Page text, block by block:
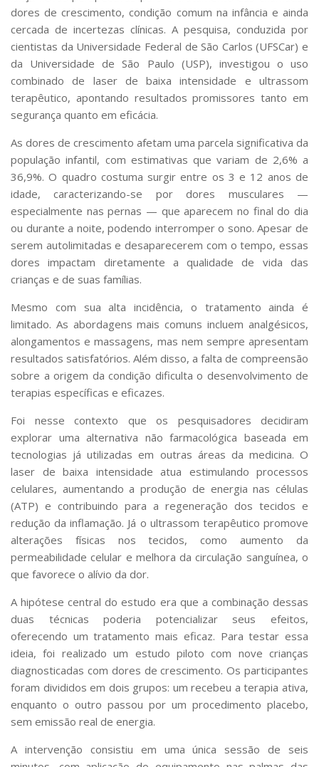
Serviços
Bibliotecas
Apoio ao Estudante
Segurança, Trânsito e Prevenção
RH, Administrativo e Financeiro
Outros serviços
Comunicação
Aplicativos e Sites
Jornal da USP
Agenda de Eventos
Defesa de Teses
dores de crescimento, condição comum na infância e ainda
cercada de incertezas clínicas. A pesquisa, conduzida por
cientistas da Universidade Federal de São Carlos (UFSCar) e
da Universidade de São Paulo (USP), investigou o uso
combinado de laser de baixa intensidade e ultrassom
terapêutico, apontando resultados promissores tanto em
segurança quanto em eficácia.
As dores de crescimento afetam uma parcela significativa da
população infantil, com estimativas que variam de 2,6% a
36,9%. O quadro costuma surgir entre os 3 e 12 anos de
idade, caracterizando-se por dores musculares —
especialmente nas pernas — que aparecem no final do dia
ou durante a noite, podendo interromper o sono. Apesar de
serem autolimitadas e desaparecerem com o tempo, essas
dores impactam diretamente a qualidade de vida das
crianças e de suas famílias.
Mesmo com sua alta incidência, o tratamento ainda é
limitado. As abordagens mais comuns incluem analgésicos,
alongamentos e massagens, mas nem sempre apresentam
resultados satisfatórios. Além disso, a falta de compreensão
sobre a origem da condição dificulta o desenvolvimento de
terapias específicas e eficazes.
Foi nesse contexto que os pesquisadores decidiram
explorar uma alternativa não farmacológica baseada em
tecnologias já utilizadas em outras áreas da medicina. O
laser de baixa intensidade atua estimulando processos
celulares, aumentando a produção de energia nas células
(ATP) e contribuindo para a regeneração dos tecidos e
redução da inflamação. Já o ultrassom terapêutico promove
alterações físicas nos tecidos, como aumento da
permeabilidade celular e melhora da circulação sanguínea, o
que favorece o alívio da dor.
A hipótese central do estudo era que a combinação dessas
duas técnicas poderia potencializar seus efeitos,
oferecendo um tratamento mais eficaz. Para testar essa
ideia, foi realizado um estudo piloto com nove crianças
diagnosticadas com dores de crescimento. Os participantes
foram divididos em dois grupos: um recebeu a terapia ativa,
enquanto o outro passou por um procedimento placebo,
sem emissão real de energia.
A intervenção consistiu em uma única sessão de seis